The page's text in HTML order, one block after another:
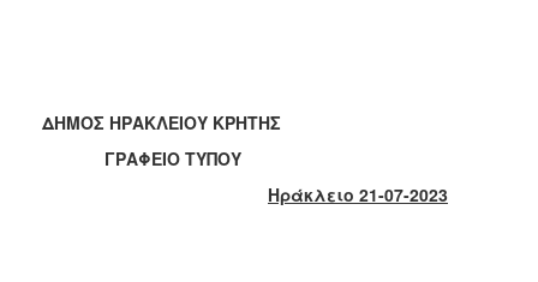
2017
2016
ΔΗΜΟΣ ΗΡΑΚΛΕΙΟΥ ΚΡΗΤΗΣ
ΓΡΑΦΕΙΟ ΤΥΠΟΥ
Ηράκλειο 21-07-2023